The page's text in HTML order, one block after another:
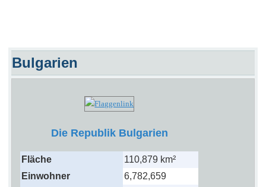
Bulgarien
Die Republik Bulgarien
Fläche
110,879 km²
Einwohner
6,782,659